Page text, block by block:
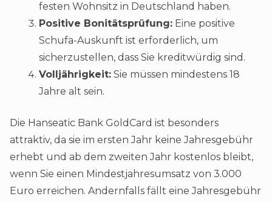
festen Wohnsitz in Deutschland haben.
Positive Bonitätsprüfung: Eine positive
Schufa-Auskunft ist erforderlich, um
sicherzustellen, dass Sie kreditwürdig sind.
Volljährigkeit: Sie müssen mindestens 18
Jahre alt sein.
Die Hanseatic Bank GoldCard ist besonders
attraktiv, da sie im ersten Jahr keine Jahresgebühr
erhebt und ab dem zweiten Jahr kostenlos bleibt,
wenn Sie einen Mindestjahresumsatz von 3.000
Euro erreichen. Andernfalls fällt eine Jahresgebühr